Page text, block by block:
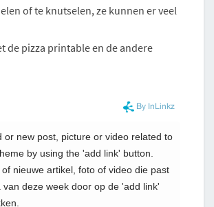
of te knutselen, ze kunnen er veel
de pizza printable en de andere